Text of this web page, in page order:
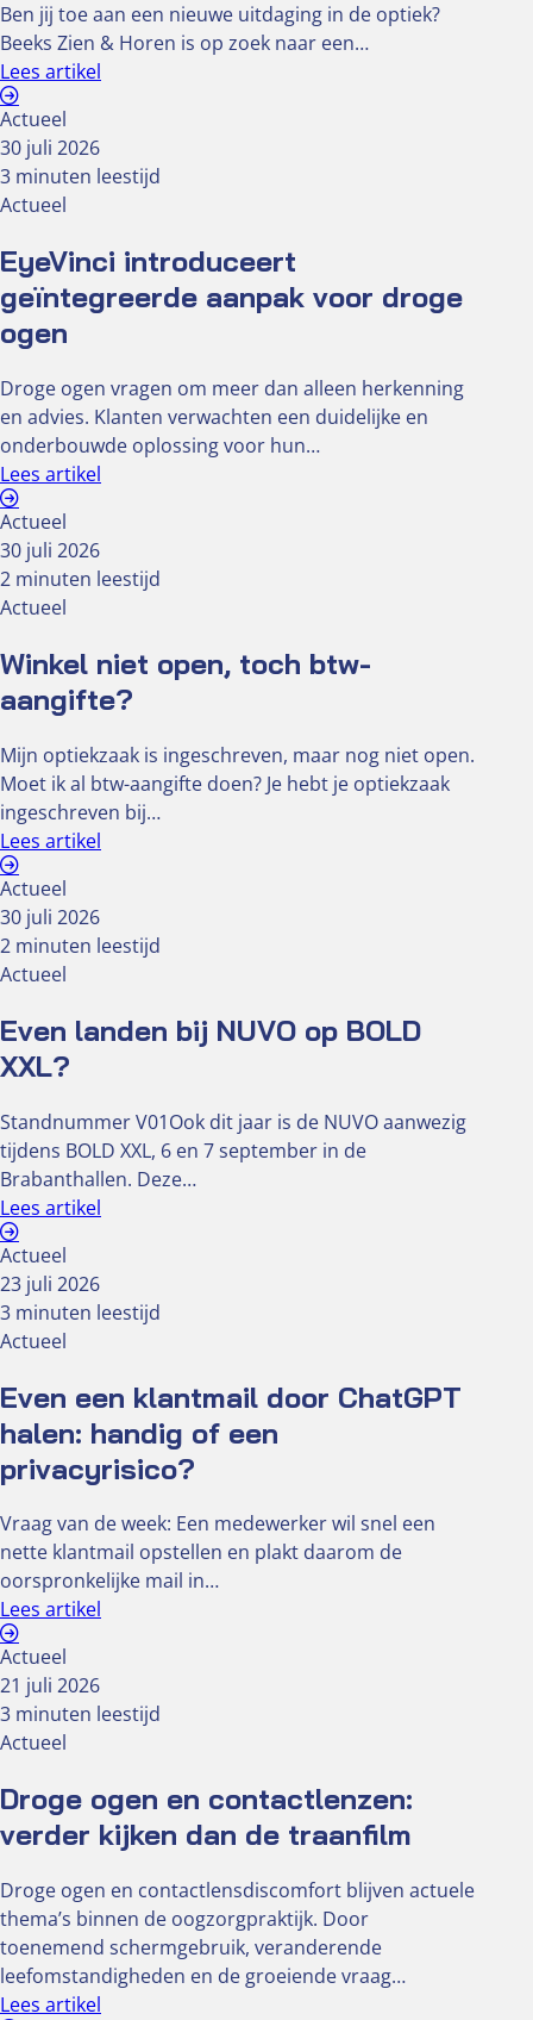
Ben jij toe aan een nieuwe uitdaging in de optiek?
Beeks Zien & Horen is op zoek naar een…
Lees artikel
Actueel
30 juli 2026
3 minuten leestijd
Actueel
EyeVinci introduceert
geïntegreerde aanpak voor droge
ogen
Droge ogen vragen om meer dan alleen herkenning
en advies. Klanten verwachten een duidelijke en
onderbouwde oplossing voor hun…
Lees artikel
Actueel
30 juli 2026
2 minuten leestijd
Actueel
Winkel niet open, toch btw-
aangifte?
Mijn optiekzaak is ingeschreven, maar nog niet open.
Moet ik al btw-aangifte doen? Je hebt je optiekzaak
ingeschreven bij…
Lees artikel
Actueel
30 juli 2026
2 minuten leestijd
Actueel
Even landen bij NUVO op BOLD
XXL?
Standnummer V01Ook dit jaar is de NUVO aanwezig
tijdens BOLD XXL, 6 en 7 september in de
Brabanthallen. Deze…
Lees artikel
Actueel
23 juli 2026
3 minuten leestijd
Actueel
Even een klantmail door ChatGPT
halen: handig of een
privacyrisico?
Vraag van de week: Een medewerker wil snel een
nette klantmail opstellen en plakt daarom de
oorspronkelijke mail in…
Lees artikel
Actueel
21 juli 2026
3 minuten leestijd
Actueel
Droge ogen en contactlenzen:
verder kijken dan de traanfilm
Droge ogen en contactlensdiscomfort blijven actuele
thema’s binnen de oogzorgpraktijk. Door
toenemend schermgebruik, veranderende
leefomstandigheden en de groeiende vraag…
Lees artikel